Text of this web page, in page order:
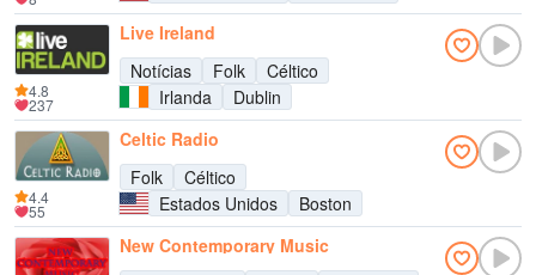
Live Ireland
Notícias
Folk
Céltico
Irlanda
Dublin
4.8
237
Celtic Radio
Folk
Céltico
Estados Unidos
Boston
4.4
55
New Contemporary Music